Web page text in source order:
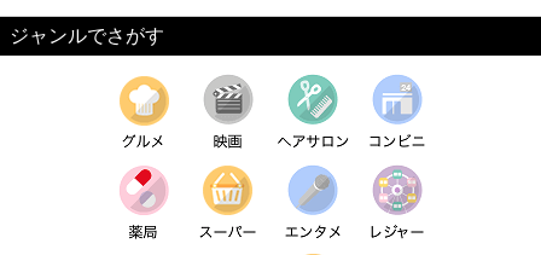
ジャンルでさがす